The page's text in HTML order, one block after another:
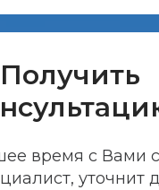
Получить
время с Вами
уточнит